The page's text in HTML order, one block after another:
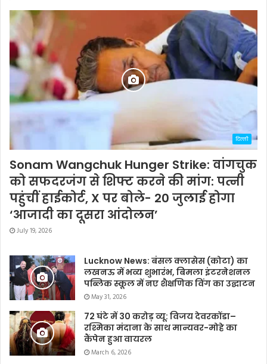
दिल्ली
Sonam Wangchuk Hunger Strike: वांगचुक
को सफदरजंग से शिफ्ट करने की मांग: पत्नी
पहुंचीं हाईकोर्ट, X पर बोले- 20 जुलाई होगा
‘आजादी का दूसरा आंदोलन’
July 19, 2026
Lucknow News: बंसल क्लासेस (कोटा) का
लखनऊ में भव्य शुभारंभ, बिमला इंटरनेशनल
पब्लिक स्कूल में नए शैक्षणिक विंग का उद्घाटन
May 31, 2026
72 घंटे में 30 करोड़ व्यू: विजय देवरकोंडा–
रश्मिका मंदाना के साथ मान्यवर-मोहे का
कैंपेन हुआ वायरल
March 6, 2026